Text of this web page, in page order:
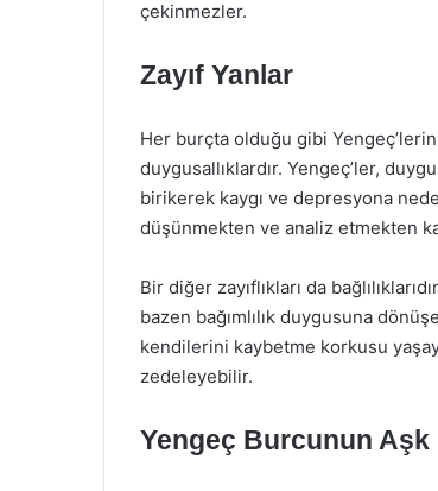
çekinmezler.
Zayıf Yanlar
Her burçta olduğu gibi Yengeç’lerin
duygusallıklardır. Yengeç’ler,
birikerek kaygı ve depresyona
düşünmekten ve analiz etmekten
Bir diğer zayıflıkları da
bazen bağımlılık duygusuna
kendilerini kaybetme korkusu
zedeleyebilir.
Yengeç Burcunun Aşk